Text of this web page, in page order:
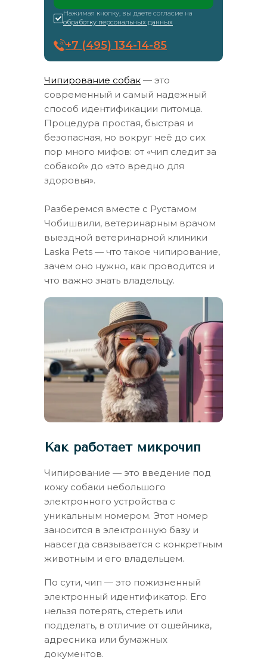
Нажимая кнопку, вы даете согласие на
обработку персональных данных
+7 (495) 134-14-85
Чипирование собак — это
современный и самый надежный
способ идентификации питомца.
Процедура простая, быстрая и
безопасная, но вокруг неё до сих
пор много мифов: от «чип следит за
собакой» до «это вредно для
здоровья».
Разберемся вместе с Рустамом
Чобишвили, ветеринарным врачом
выездной ветеринарной клиники
Laska Pets — что такое чипирование,
зачем оно нужно, как проводится и
что важно знать владельцу.
Как работает микрочип
Чипирование — это введение под
кожу собаки небольшого
электронного устройства с
уникальным номером. Этот номер
заносится в электронную базу и
навсегда связывается с конкретным
животным и его владельцем.
По сути, чип — это пожизненный
электронный идентификатор. Его
нельзя потерять, стереть или
подделать, в отличие от ошейника,
адресника или бумажных
документов.